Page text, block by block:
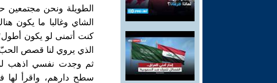
الطويلة ونحن مجتمعين
الشاي وغالبا ما يكون
كنت أتمنى لو يكون
الذي يروي لنا قصص
ثم وجدت نفسي اذهب
سطح دارهم، واقرأ لها